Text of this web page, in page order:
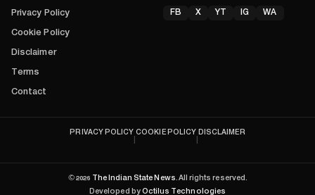
Privacy Policy
Cookie Policy
Disclaimer
Terms
Contact
FB X YT IG WA
PRIVACY POLICY COOKIE POLICY DISCLAIMER
©2026 The Indian State News. All rights reserved.
Developed by Octilus Technologies